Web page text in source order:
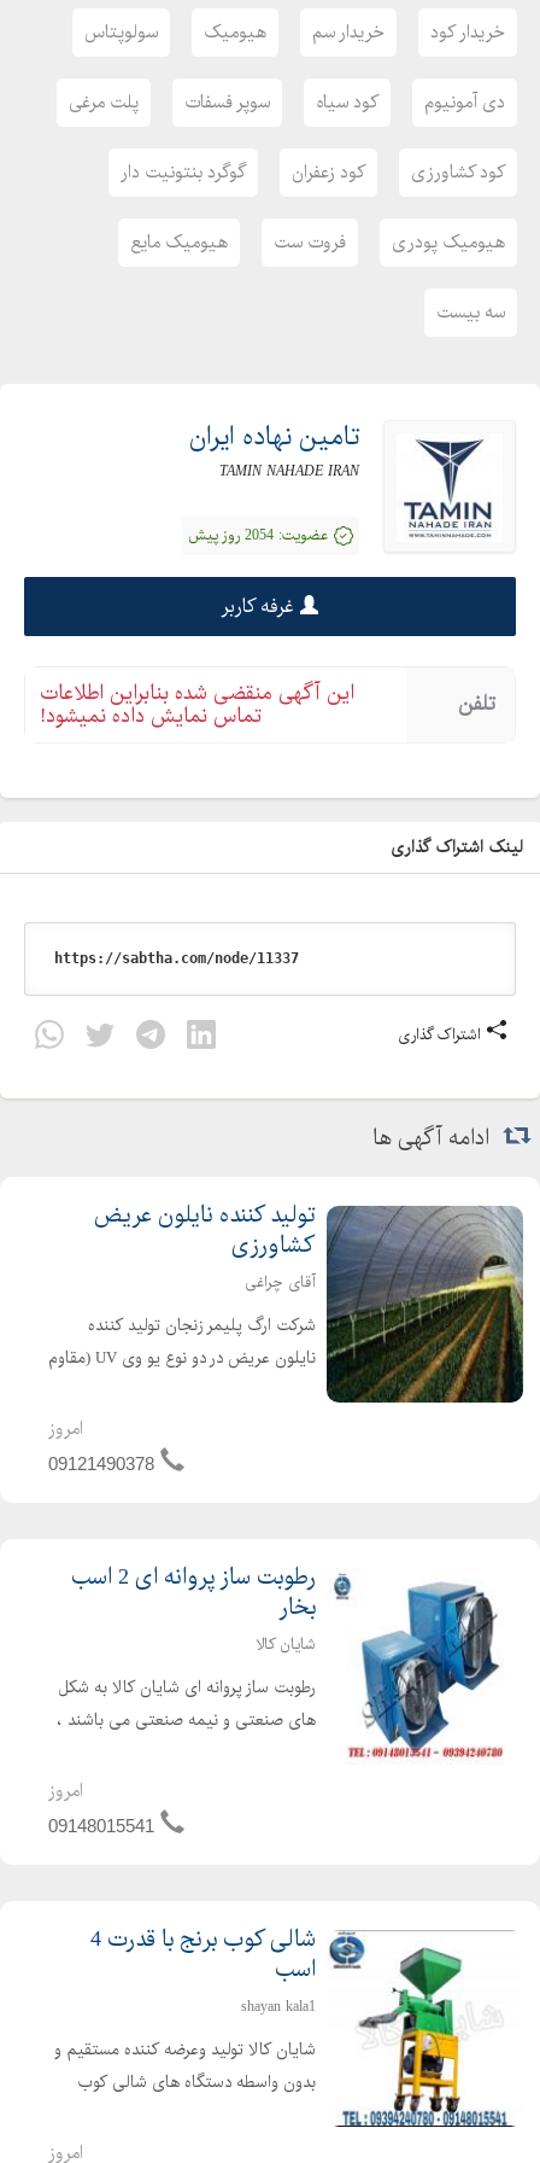
خریدار کود خریدار سم هیومیک سولوپتاس
دی آمونیوم کود سیاه سوپر فسفات پلت مرغی
کود کشاورزی کود زعفران گوگرد بنتونیت دار
هیومیک پودری فروت ست هیومیک مایع
سه بیست
تامین نهاده ایران
TAMIN NAHADE IRAN
عضویت: 2054 روز پیش
غرفه کاربر
تلفن این آگهی منقضی شده بنابراین اطلاعات
تماس نمایش داده نمیشود!
لینک اشتراک گذاری
اشتراک گذاری
ادامه آگهی ها
تولید کننده نایلون عریض
کشاورزی
آقای چراغی
شرکت ارگ پلیمر زنجان تولید کننده
نایلون عریض در دو نوع یو وی UV (مقاوم
تولیدکننده انواع نایلون های مخصوص
کشاورزی و گلخانه ای آقای چراغی:
امروز
09121490378
رطوبت ساز پروانه ای 2 اسب
بخار
شایان کالا
رطوبت ساز پروانه ای شایان کالا به شکل
های صنعتی و نیمه صنعتی می باشند ،
سالن های پرورش قارچ ، مرغ داری ،
گلخانه ای وسایر سالن هایی را که رطوبت
امروز
09148015541
شالی کوب برنج با قدرت 4
اسب
shayan kala1
شایان کالا تولید وعرضه کننده مستقیم و
بدون واسطه دستگاه های شالی کوب
کارگاهی برنج و دستگاه شالی کوب سیار
امروز